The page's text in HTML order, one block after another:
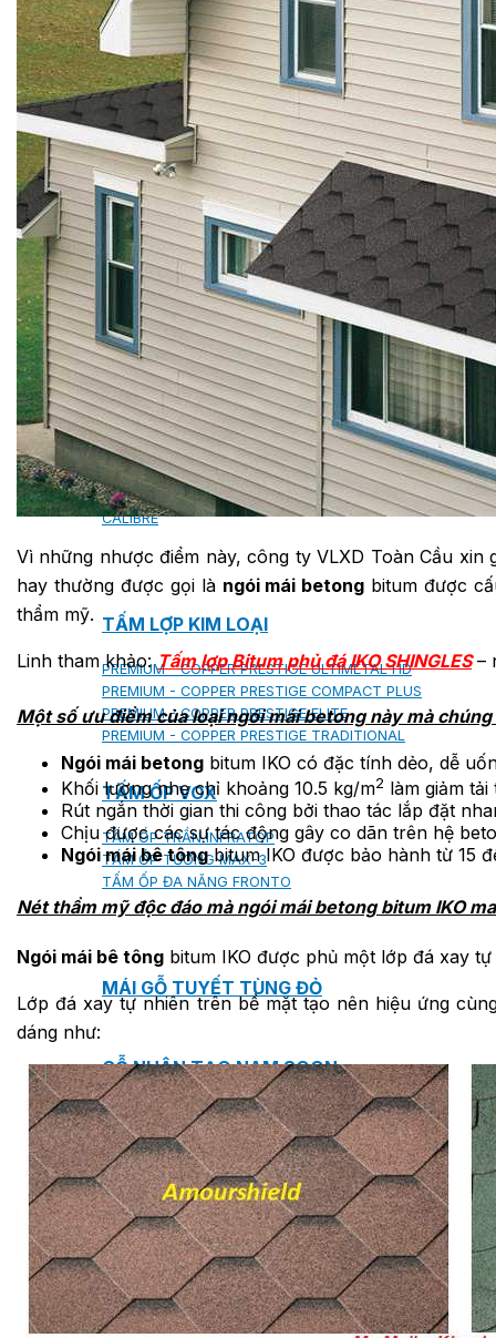
CAMBRIDGE (XẾP LỚP)
CAMBRIDGE XTREME
DYNASTY
ARMOURSHAKE
CROWNE SLATE
ROYAL ESTATE
ROOF FAST CAP
PHỤ KIỆN
NGÓI THÉP PHỦ ĐÁ DECRA AHI
CLASSIC
HERITAGE
MILANO
SHAKE
SENATOR
ANTICA
CF SLATE
CF SHAKE
CF SHINGLE
CALIBRE
TẤM LỢP KIM LOẠI
PREMIUM - COPPER PRESTIGE ULTIMETAL HD
PREMIUM - COPPER PRESTIGE COMPACT PLUS
PREMIUM - COPPER PRESTIGE ELITE
PREMIUM - COPPER PRESTIGE TRADITIONAL
TẤM ỐP VOX
TẤM ỐP TRẦN INFRATOP
TẤM ỐP TƯỜNG MAX-3
TẤM ỐP ĐA NĂNG FRONTO
MÁI GỖ TUYẾT TÙNG ĐỎ
GỖ NHÂN TẠO NAM SOON
GỖ SINH THÁI NOVANO
VÁN OSB (VÁN DĂM ĐỊNH HƯỚNG)
MÁI LÁ NHÂN TẠO CENTRO THATCH
Vì những nhược điểm này, công ty VLXD Toàn Cầu xin
hay thường được gọi là ngói mái betong bitum được
thẩm mỹ.
Linh tham khảo:Tấm lợp Bitum phủ đá IKO SHINGLES –
Một số ưu điểm của loại ngói mái betong này mà
Ngói mái betong bitum IKO có đặc tính dẻo, dễ
Khối lượng nhẹ chỉ khoảng 10.5 kg/m2 làm giảm
Rút ngắn thời gian thi công bởi thao tác lắp đặt
Chịu được các sự tác động gây co dãn trên hệ
Ngói mái bê tôngbitum IKO được bảo hành từ 15
Nét thẩm mỹ độc đáo mà ngói mái betong bitum IKO
Ngói mái bê tông bitum IKO được phủ một lớp đá xay
Lớp đá xay tự nhiên trên bề mặt tạo nên hiệu ứng
dáng như: